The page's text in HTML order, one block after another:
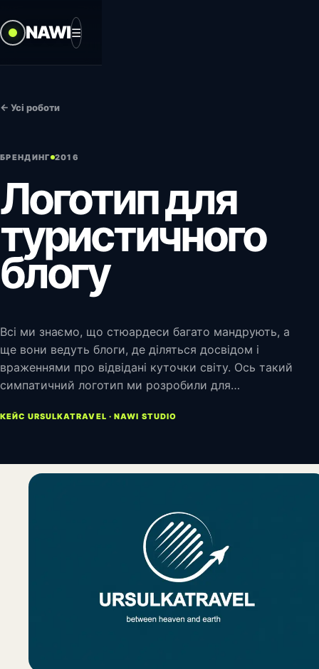
NAWI☰
← Усі роботи
БРЕНДИНГ 2016
Логотип для
туристичного
блогу
Всі ми знаємо, що стюардеси багато мандрують, а
ще вони ведуть блоги, де діляться досвідом і
враженнями про відвідані куточки світу. Ось такий
симпатичний логотип ми розробили для…
КЕЙС URSULKATRAVEL · NAWI STUDIO